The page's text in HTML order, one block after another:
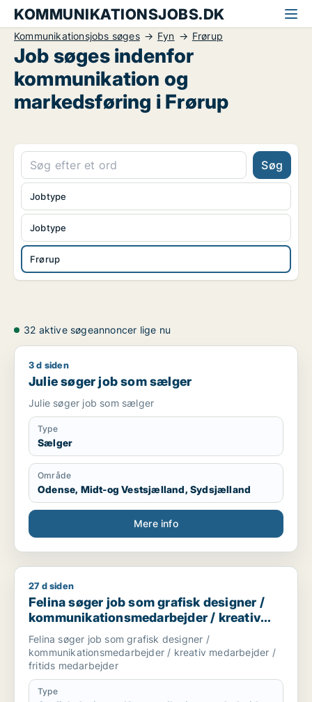
KOMMUNIKATIONSJOBS.DK
Kommunikationsjobs søges Fyn Frørup
Job søges indenfor
kommunikation og
markedsføring i Frørup
Søg
Jobtype
Frørup
Jobtype
32 aktive søgeannoncer lige nu
Julie søger job som sælger
3 d siden
Julie søger job som sælger
Julie søger job som sælger
Type
Sælger
Område
Odense, Midt-og Vestsjælland, Sydsjælland
Mere info
Felina søger job som grafisk designer /
27 d siden
Felina søger job som grafisk designer /
kommunikationsmedarbejder / kreativ
medarbejder / fritids medarbejder
Felina søger job som grafisk designer /
kommunikationsmedarbejder / kreativ medarbejder /
fritids medarbejder
Type